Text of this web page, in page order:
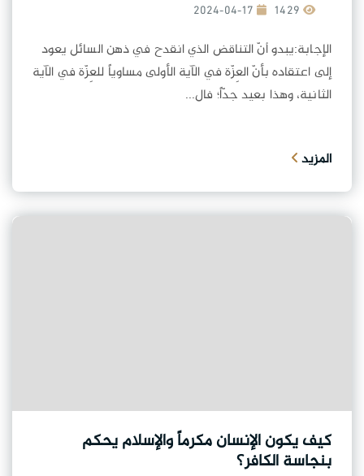
2024-04-17
الإجابة:يبدو أنّ التناقض الذي انقدح في ذهن السائل يعود
إلى اعتقاده بأنّ العِزّة في الآية الأولى مساوياً للعِزّة في الآية
الثانية، وهذا بعيد جدّاً؛ فال...
المزيد
كيف يكون الإنسان مكرماً والإسلام يحكم
بنجاسة الكافر؟